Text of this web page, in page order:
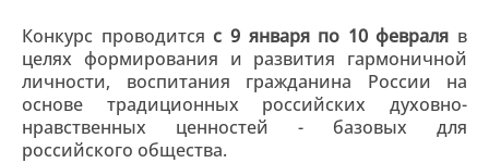
Конкурс проводится с 9 января по 10 февраля в
целях формирования и развития гармоничной
личности, воспитания гражданина России на
основе традиционных российских духовно-
нравственных ценностей - базовых для
российского общества.